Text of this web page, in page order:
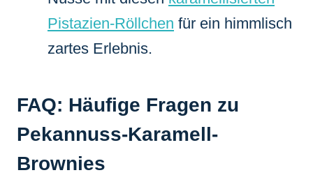
Pistazien-Röllchen für ein himmlisch
zartes Erlebnis.
FAQ: Häufige Fragen zu
Pekannuss-Karamell-
Brownies